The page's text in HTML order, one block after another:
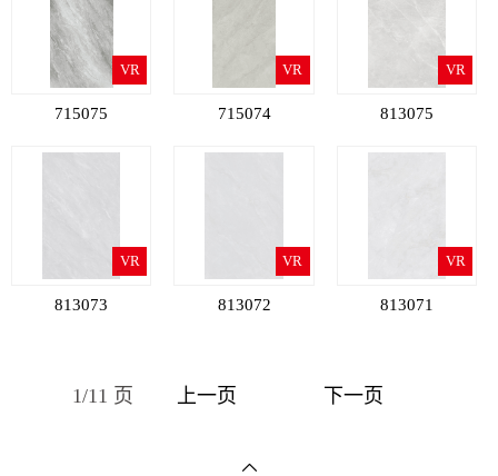
715075
VR
715074
VR
813075
VR
813073
VR
813072
VR
813071
VR
1/11 页 上一页 下一页